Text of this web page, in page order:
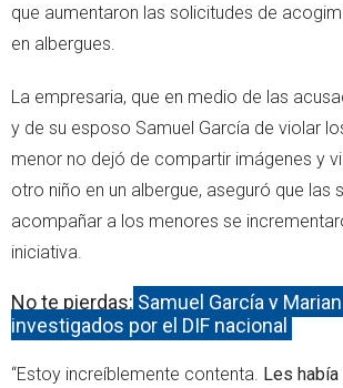
que aumentaron las solicitudes de
en albergues.
La empresaria, que en medio de las
y de su esposo Samuel García de violar
menor no dejó de compartir imágenes y
otro niño en un albergue, aseguró que las
acompañar a los menores se
iniciativa.
No te pierdas: Samuel García y
investigados por el DIF nacional
“Estoy increíblemente contenta. Les